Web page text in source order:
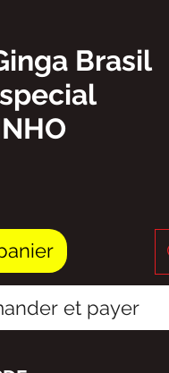
Brasil
et payer